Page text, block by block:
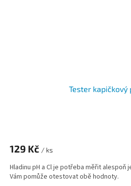
Tester kapičkový
129 Kč / ks
Hladinu pH a Cl je potřeba měřit alespoň
Vám pomůže otestovat obě hodnoty.